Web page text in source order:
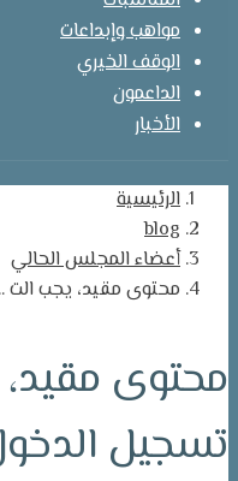
مواهب وإبداعات
الوقف الخيري
الداعمون
الأخبار
الرئيسية
blog
أعضاء المجلس الحالي
محتوى مقيد، يجب الت
محتوى
تسجيل